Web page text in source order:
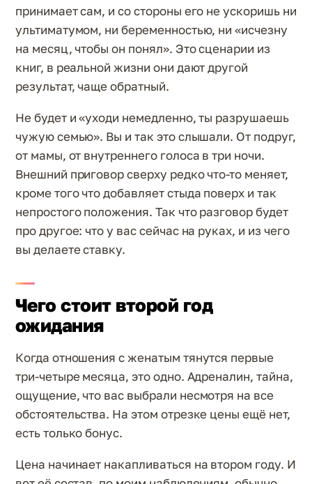
принимает сам, и со стороны его не ускоришь ни
ультиматумом, ни беременностью, ни «исчезну
на месяц, чтобы он понял». Это сценарии из
книг, в реальной жизни они дают другой
результат, чаще обратный.
Не будет и «уходи немедленно, ты разрушаешь
чужую семью». Вы и так это слышали. От подруг,
от мамы, от внутреннего голоса в три ночи.
Внешний приговор сверху редко что-то меняет,
кроме того что добавляет стыда поверх и так
непростого положения. Так что разговор будет
про другое: что у вас сейчас на руках, и из чего
вы делаете ставку.
Чего стоит второй год
ожидания
Когда отношения с женатым тянутся первые
три-четыре месяца, это одно. Адреналин, тайна,
ощущение, что вас выбрали несмотря на все
обстоятельства. На этом отрезке цены ещё нет,
есть только бонус.
Цена начинает накапливаться на втором году. И